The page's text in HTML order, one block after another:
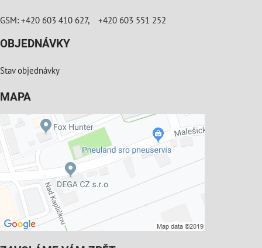
GSM: +420 603 410 627, +420 603 551 252
OBJEDNÁVKY
Stav objednávky
MAPA